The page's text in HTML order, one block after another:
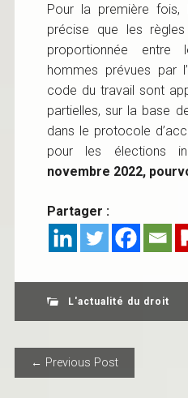
Pour la première fois,
précise que les
proportionnée
hommes prévues par
code du travail sont
partielles, sur la base
dans le protocole
pour les élections
novembre 2022,
Partager :
L'actualité du droit
POST
← Previous Post